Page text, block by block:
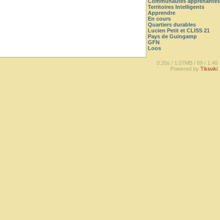
Territoires Intelligents
Apprendre
En cours
Quartiers durables
Lucien Petit et CLISS 21
Pays de Guingamp
GFN
Loos
0.20s / 1.07MB / 69 / 1.40
Powered by Tikiwiki